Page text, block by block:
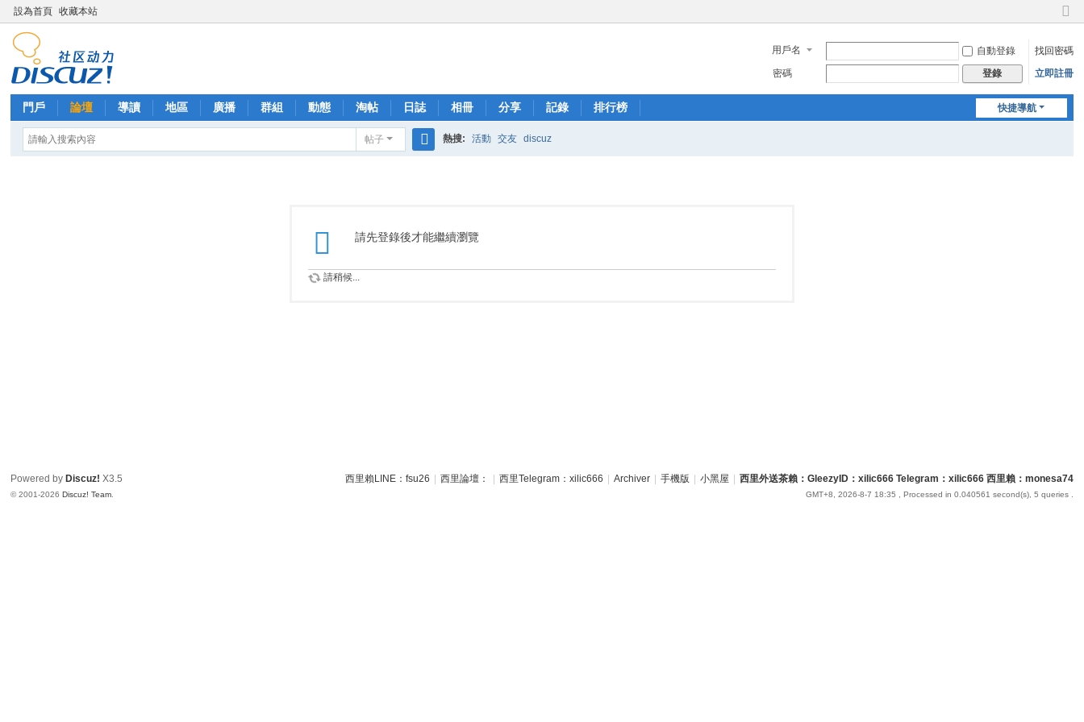
設為首頁 收藏本站
切
到
窄
用戶名 自動登錄
找回密碼
密碼
登錄 立即註冊
快捷導航
門戶 論壇 導讀 地區 廣播 群組 動態 淘帖 日誌 相冊 分享 記錄 排行榜
帖子 熱搜: 活動 交友 discuz
請先登錄後才能繼續瀏覽
請稍候...
西里賴LINE：fsu26 西里論壇： 西里Telegram：xilic666 Archiver 手機版 小黑屋 西里外送茶賴：GleezyID：xilic666 Telegram：xilic666 西里賴：monesa74
GMT+8, 2026-8-7 18:35 , Processed in 0.040561 second(s), 5 queries .
Powered by Discuz! X3.5
© 2001-2026Discuz! Team